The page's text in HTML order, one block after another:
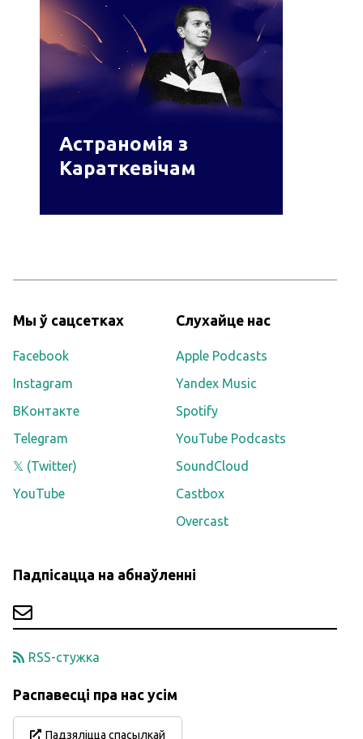
Астраномія з
Караткевічам
Мы ў сацсетках
Facebook
Instagram
ВКонтакте
Telegram
𝕏 (Twitter)
YouTube
Слухайце нас
Apple Podcasts
Yandex Music
Spotify
YouTube Podcasts
SoundCloud
Castbox
Overcast
Падпісацца на абнаўленні
RSS-стужка
Распавесці пра нас усім
Падзяліцца спасылкай